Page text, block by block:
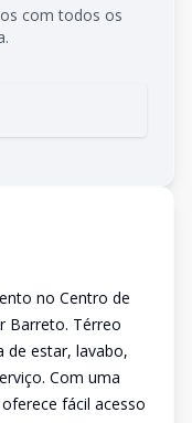
com todos os
no Centro de
Barreto. Térreo
estar, lavabo,
Com uma
fácil acesso